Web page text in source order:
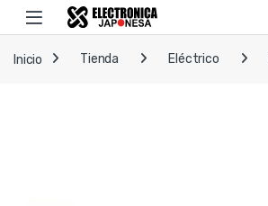
Skip to navigation
Skip to content
Open
Inicio Tienda Eléctrico